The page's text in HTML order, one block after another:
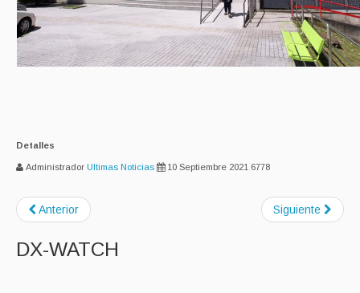
Detalles
Administrador Ultimas Noticias 10 Septiembre 2021 6778
Anterior Siguiente
DX-WATCH